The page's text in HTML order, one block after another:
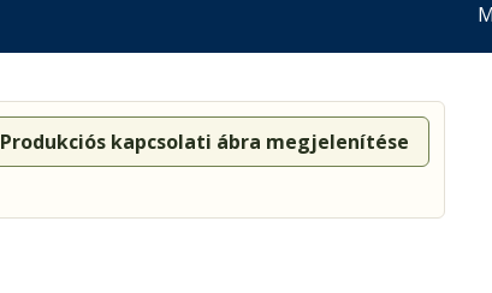
Produkciós kapcsolati ábra megjelenítése